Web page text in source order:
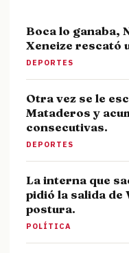
Boca lo ganaba,
Xeneize rescató
DEPORTES
Otra vez se le
Mataderos y
consecutivas.
DEPORTES
La interna que
pidió la salida de
postura.
POLÍTICA